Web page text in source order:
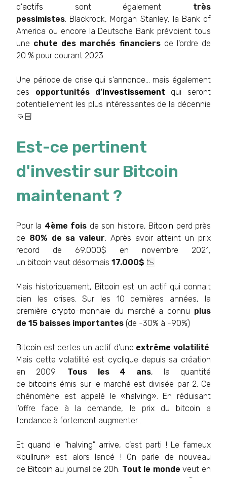
d'actifs sont également très
pessimistes. Blackrock, Morgan Stanley, la Bank of
America ou encore la Deutsche Bank prévoient tous
une chute des marchés financiersde l'ordre de
20 % pour courant 2023.
Une période de crise qui s’annonce… mais également
des opportunités d’investissement
qui seront
potentiellement les plus intéressantes de la décennie
👊🏻
Est-ce pertinent
d'investir sur Bitcoin
maintenant ?
Pour la 4ème fois de son histoire, Bitcoin perd près
de 80% de sa valeur. Après avoir atteint un prix
record de 69.000$ en novembre 2021,
un bitcoin vaut désormais17.000$ 📉
Mais historiquement, Bitcoin est un actif qui connait
bien les crises. Sur les 10 dernières années, la
première crypto-monnaie du marché a connu plus
de 15 baisses importantes (de -30% à -90%)
Bitcoin est certes un actif d’une extrême volatilité.
Mais cette volatilité est cyclique depuis sa création
en 2009. Tous les 4 ans, la quantité
de bitcoins émis sur le marché est divisée par 2. Ce
phénomène est appelé le «halving». En réduisant
l’offre face à la demande, le prix du
bitcoin
a
tendance à fortement augmenter .
Et quand le "halving" arrive, c’est parti ! Le fameux
«bullrun» est alors lancé ! On parle de nouveau
de Bitcoin au journal de 20h. Tout le monde veut en